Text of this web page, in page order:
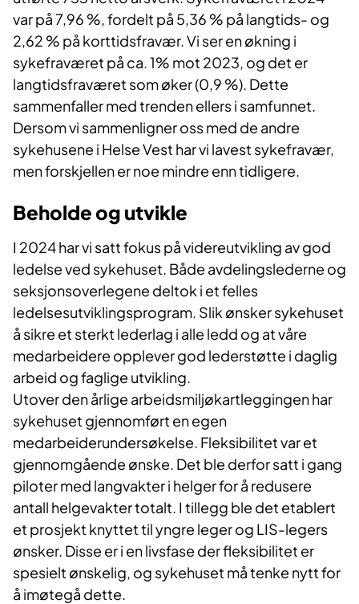
var på 7,96 %, fordelt på 5,36 % på langtids- og
2,62 % på korttidsfravær. Vi ser en økning i
sykefraværet på ca. 1% mot 2023, og det er
langtidsfraværet som øker (0,9 %). Dette
sammenfaller med trenden ellers i samfunnet.
Dersom vi sammenligner oss med de andre
sykehusene i Helse Vest har vi lavest sykefravær,
men forskjellen er noe mindre enn tidligere.
Beholde og utvikle
I 2024 har vi satt fokus på videreutvikling av god
ledelse ved sykehuset. Både avdelingslederne og
seksjonsoverlegene deltok i et felles
ledelsesutviklingsprogram. Slik ønsker sykehuset
å sikre et sterkt lederlag i alle ledd og at våre
medarbeidere opplever god lederstøtte i daglig
arbeid og faglige utvikling.
Utover den årlige arbeidsmiljøkartleggingen har
sykehuset gjennomført en egen
medarbeiderundersøkelse. Fleksibilitet var et
gjennomgående ønske. Det ble derfor satt i gang
piloter med langvakter i helger for å redusere
antall helgevakter totalt. I tillegg ble det etablert
et prosjekt knyttet til yngre leger og LIS-legers
ønsker. Disse er i en livsfase der fleksibilitet er
spesielt ønskelig, og sykehuset må tenke nytt for
å imøtegå dette.